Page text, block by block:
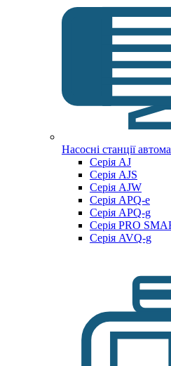
Насосні станції
Серія AJ
Серія AJS
Серія AJW
Серія APQ-e
Серія APQ-g
Серія PRO
Серія AVQ-g